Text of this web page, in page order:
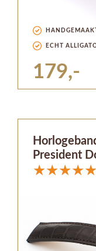
HANDGEMAAKT
ECHT
179,-
President